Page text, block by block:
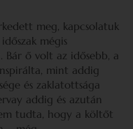
meg, kapcsolatuk
mégis
ő volt az idősebb, a
mint addig
és zaklatottsága
addig és azután
tudta, hogy a költőt